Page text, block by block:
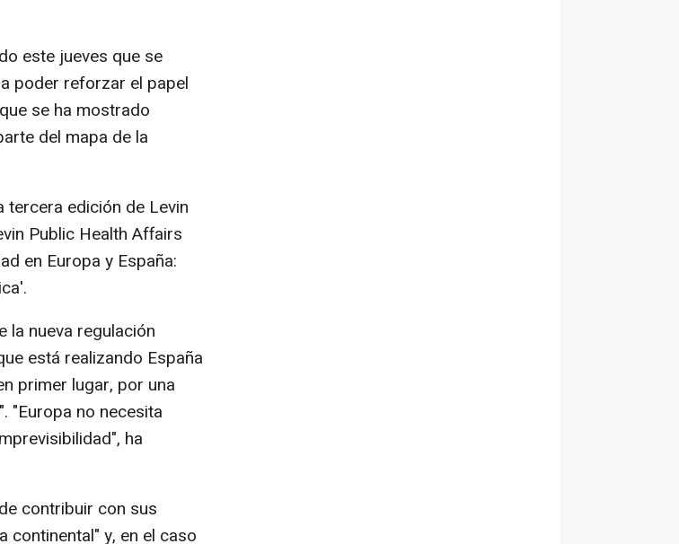
este jueves que se
poder reforzar el papel
se ha mostrado
del mapa de la
edición de Levin
Public Health Affairs
en Europa y España:
la nueva regulación
está realizando España
primer lugar, por una
"Europa no necesita
ha
contribuir con sus
y, en el caso